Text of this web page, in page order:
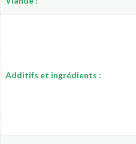
Additifs et ingrédients :